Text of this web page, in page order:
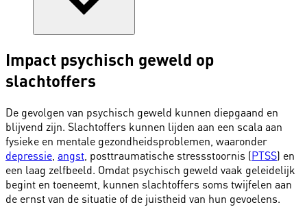
Impact psychisch geweld op
slachtoffers
De gevolgen van psychisch geweld kunnen diepgaand en
blijvend zijn. Slachtoffers kunnen lijden aan een scala aan
fysieke en mentale gezondheidsproblemen, waaronder
depressie, angst, posttraumatische stressstoornis (PTSS) en
een laag zelfbeeld. Omdat psychisch geweld vaak geleidelijk
begint en toeneemt, kunnen slachtoffers soms twijfelen aan
de ernst van de situatie of de juistheid van hun gevoelens.